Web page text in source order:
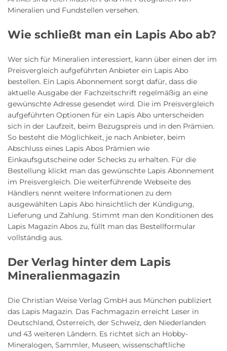
Mineralien und Fundstellen versehen.
Wie schließt man ein Lapis Abo ab?
Wer sich für Mineralien interessiert, kann über einen der im
Preisvergleich aufgeführten Anbieter ein Lapis Abo
bestellen. Ein Lapis Abonnement sorgt dafür, dass die
aktuelle Ausgabe der Fachzeitschrift regelmäßig an eine
gewünschte Adresse gesendet wird. Die im Preisvergleich
aufgeführten Optionen für ein Lapis Abo unterscheiden
sich in der Laufzeit, beim Bezugspreis und in den Prämien.
So besteht die Möglichkeit, je nach Anbieter, beim
Abschluss eines Lapis Abos Prämien wie
Einkaufsgutscheine oder Schecks zu erhalten. Für die
Bestellung klickt man das gewünschte Lapis Abonnement
im Preisvergleich. Die weiterführende Webseite des
Händlers nennt weitere Informationen zu dem
ausgewählten Lapis Abo hinsichtlich der Kündigung,
Lieferung und Zahlung. Stimmt man den Konditionen des
Lapis Magazin Abos zu, füllt man das Bestellformular
vollständig aus.
Der Verlag hinter dem Lapis
Mineralienmagazin
Die Christian Weise Verlag GmbH aus München publiziert
das Lapis Magazin. Das Fachmagazin erreicht Leser in
Deutschland, Österreich, der Schweiz, den Niederlanden
und 43 weiteren Ländern. Es richtet sich an Hobby-
Mineralogen, Sammler, Museen, wissenschaftliche